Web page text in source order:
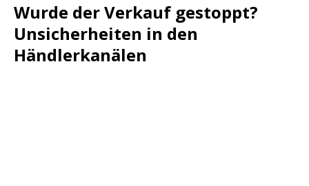
Wurde der Verkauf gestoppt?
Unsicherheiten in den
Händlerkanälen